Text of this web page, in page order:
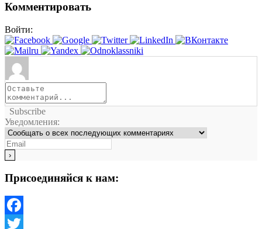
Комментировать
Войти:
Subscribe
Уведомления:
Присоединяйся к нам:
Facebook